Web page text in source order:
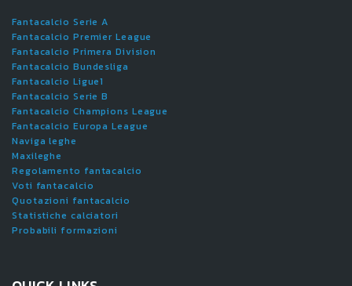
Fantacalcio Serie A
Fantacalcio Premier League
Fantacalcio Primera Division
Fantacalcio Bundesliga
Fantacalcio Ligue1
Fantacalcio Serie B
Fantacalcio Champions League
Fantacalcio Europa League
Naviga leghe
Maxileghe
Regolamento fantacalcio
Voti fantacalcio
Quotazioni fantacalcio
Statistiche calciatori
Probabili formazioni